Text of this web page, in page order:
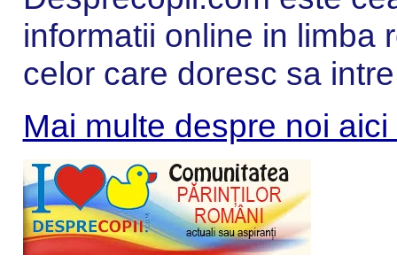
informatii online in limba
celor care doresc sa
Mai multe despre noi aici